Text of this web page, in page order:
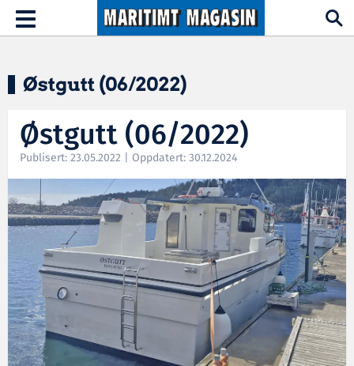
Hopp til hovedinnhold
Toggle
navigation
Østgutt (06/2022)
Østgutt (06/2022)
Publisert: 23.05.2022 | Oppdatert: 30.12.2024